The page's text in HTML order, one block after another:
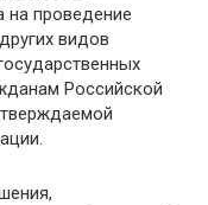
на проведение
видов
Российской